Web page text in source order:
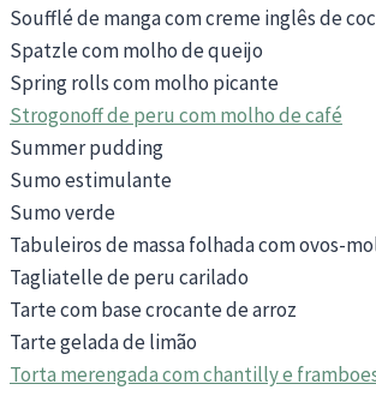
Soufflé de manga com creme inglês de
Spatzle com molho de queijo
Spring rolls com molho picante
Strogonoff de peru com molho de café
Summer pudding
Sumo estimulante
Sumo verde
Tabuleiros de massa folhada com ovos-
Tagliatelle de peru carilado
Tarte com base crocante de arroz
Tarte gelada de limão
Torta merengada com chantilly e